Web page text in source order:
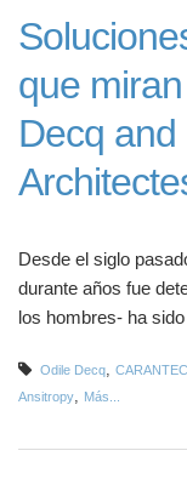
que
Decq
Desde el siglo
durante años fue
los hombres- ha
Odile Decq CARANTEC
Ansitropy
Más...